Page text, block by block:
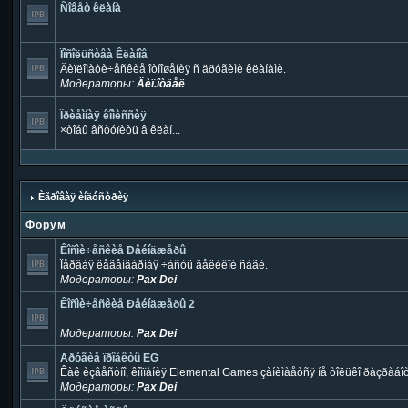
Ñîâåò êëàíà
Ïîñîëüñòâà Êëàíîâ
Äèïëîìàòè÷åñêèå îòíîøåíèÿ ñ äðóãèìè êëàíàìè.
Модераторы:Äèï.îòäåë
Ïðèåìíàÿ êîìèññèÿ
×òîáû âñòóïèòü â êëàí...
Èãðîâàÿ èíäóñòðèÿ
Форум
Êîñìè÷åñêèå Ðåéíäæåðû
Ïåðâàÿ ëåãåíäàðíàÿ ÷àñòü âåëèêîé ñàãè.
Модераторы:Pax Dei
Êîñìè÷åñêèå Ðåéíäæåðû 2
Модераторы:Pax Dei
Äðóãèå ïðîåêòû EG
Êàê èçâåñòíî, êîìïàíèÿ Elemental Games çàíèìàåòñÿ íå òîëüêî
Модераторы:Pax Dei